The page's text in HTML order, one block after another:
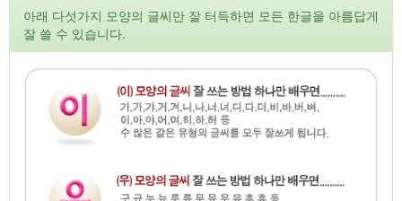
아래 다섯가지 모양의 글씨만 잘 터득하면 모든 한글을 아름답게
잘 쓸 수 있습니다.